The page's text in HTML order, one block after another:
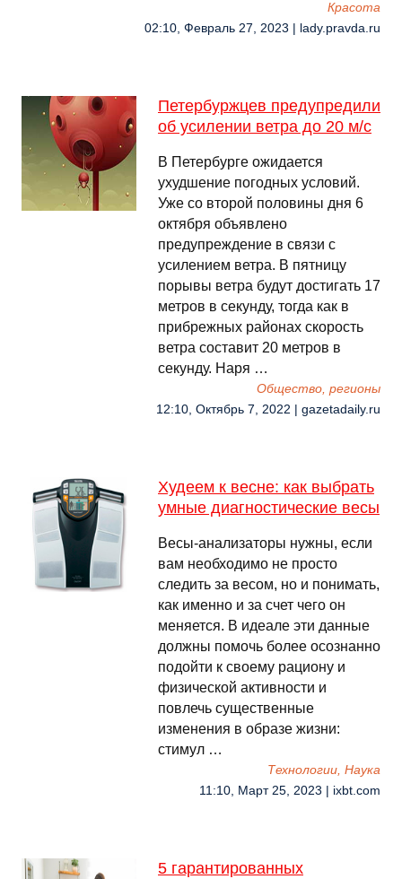
Красота
02:10, Февраль 27, 2023 | lady.pravda.ru
Петербуржцев предупредили
об усилении ветра до 20 м/с
В Петербурге ожидается
ухудшение погодных условий.
Уже со второй половины дня 6
октября объявлено
предупреждение в связи с
усилением ветра. В пятницу
порывы ветра будут достигать 17
метров в секунду, тогда как в
прибрежных районах скорость
ветра составит 20 метров в
секунду. Наря …
Общество, регионы
12:10, Октябрь 7, 2022 | gazetadaily.ru
Худеем к весне: как выбрать
умные диагностические весы
Весы-анализаторы нужны, если
вам необходимо не просто
следить за весом, но и понимать,
как именно и за счет чего он
меняется. В идеале эти данные
должны помочь более осознанно
подойти к своему рациону и
физической активности и
повлечь существенные
изменения в образе жизни:
стимул …
Технологии, Наука
11:10, Март 25, 2023 | ixbt.com
5 гарантированных